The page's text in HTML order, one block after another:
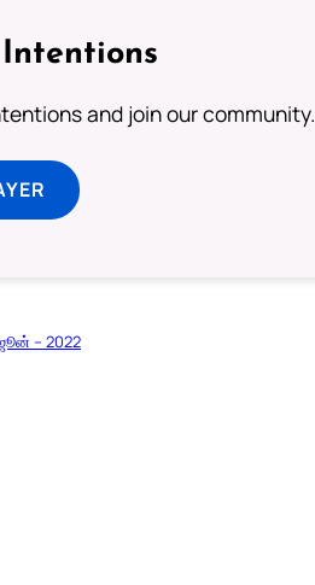
and join our community.
– 2022